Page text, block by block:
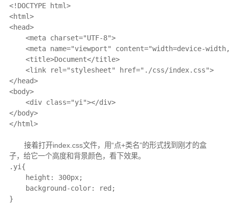
<!DOCTYPE html>
<html>
<head>
<meta charset="UTF-8">
<meta name="viewport" content="width=device-
<title>Document</title>
<link rel="stylesheet" href="./css/index.css">
</head>
<body>
<div class="yi"></div>
</body>
</html>
接着打开index.css文件，用“点+类名”的形式找到刚才的盒
子，给它一个高度和背景颜色，看下效果。
.yi{
height: 300px;
background-color: red;
}